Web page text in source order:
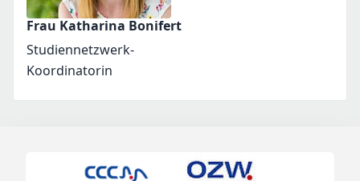
Frau Katharina Bonifert
Studiennetzwerk-
Koordinatorin